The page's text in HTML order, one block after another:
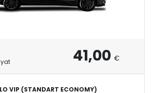
41,00 €
VIP (STANDART ECONOMY)